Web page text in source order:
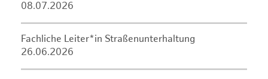
08.07.2026
Fachliche Leiter*in Straßenunterhaltung
26.06.2026